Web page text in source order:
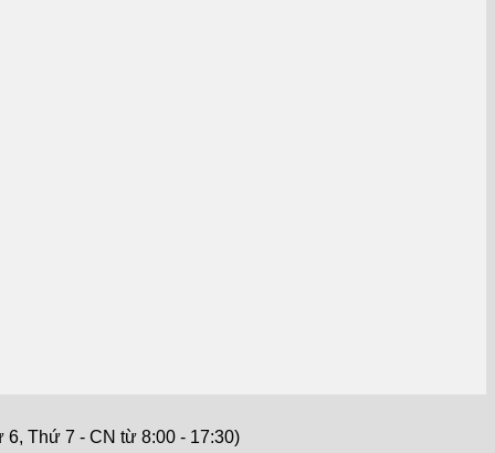
Thứ 7 - CN từ 8:00 - 17:30)